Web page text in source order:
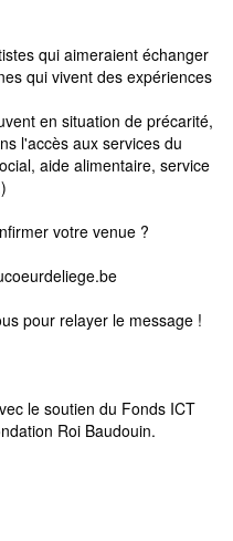
qui aimeraient échanger
qui vivent des expériences
en situation de précarité,
l'accès aux services du
aide alimentaire, service
votre venue ?
pour relayer le message !
le soutien du Fonds ICT
Roi Baudouin.